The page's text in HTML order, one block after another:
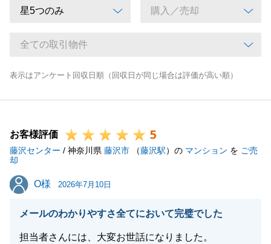
表示はアンケート回収日順（回収日が同じ場合は評価が高い順）
お客様評価 5
藤沢センター / 神奈川県 藤沢市 （藤沢駅）の マンション を ご売
却
O様
O様 2026年7月10日
メールのわかりやすさ全てにおいて完璧でした
担当者さんには、大変お世話になりました。